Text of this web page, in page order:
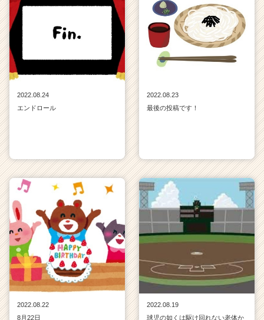
2022.08.24
エンドロール
2022.08.23
最後の投稿です！
2022.08.22
8月22日
2022.08.19
球児の如くは駆け回れない老体か